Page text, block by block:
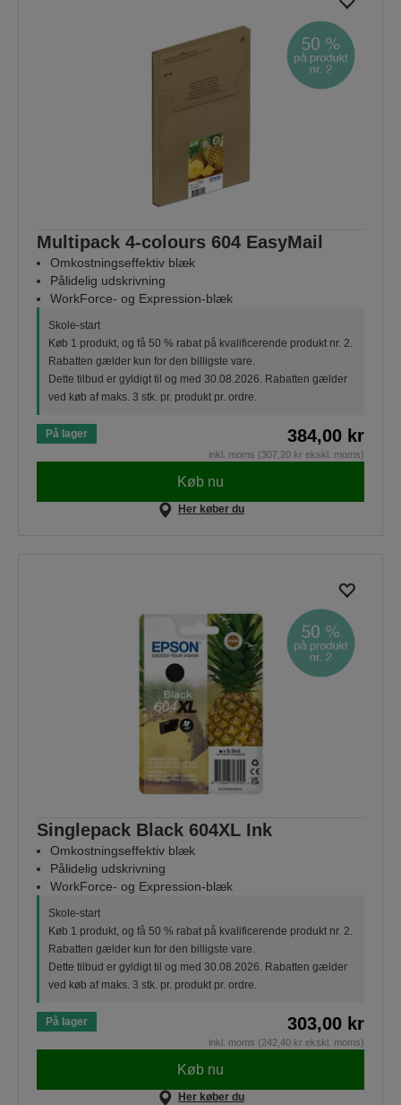
Multipack 4-colours 604 EasyMail
Omkostningseffektiv blæk
Pålidelig udskrivning
WorkForce- og Expression-blæk
Skole-start
Køb 1 produkt, og få 50 % rabat på kvalificerende produkt nr. 2.
Rabatten gælder kun for den billigste vare.
Dette tilbud er gyldigt til og med 30.08.2026. Rabatten gælder
ved køb af maks. 3 stk. pr. produkt pr. ordre.
På lager 384,00 kr
inkl. moms (307,20 kr ekskl. moms)
Køb nu
Her køber du
Singlepack Black 604XL Ink
Omkostningseffektiv blæk
Pålidelig udskrivning
WorkForce- og Expression-blæk
Skole-start
Køb 1 produkt, og få 50 % rabat på kvalificerende produkt nr. 2.
Rabatten gælder kun for den billigste vare.
Dette tilbud er gyldigt til og med 30.08.2026. Rabatten gælder
ved køb af maks. 3 stk. pr. produkt pr. ordre.
På lager 303,00 kr
inkl. moms (242,40 kr ekskl. moms)
Køb nu
Her køber du